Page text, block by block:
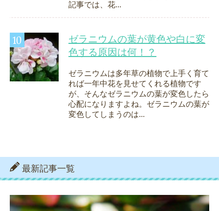
記事では、花...
ゼラニウムの葉が黄色や白に変
色する原因は何！？
ゼラニウムは多年草の植物で上手く育て
れば一年中花を見せてくれる植物です
が、そんなゼラニウムの葉が変色したら
心配になりますよね。ゼラニウムの葉が
変色してしまうのは...
最新記事一覧